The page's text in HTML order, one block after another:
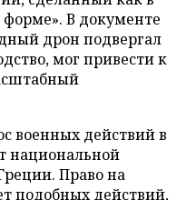
В документе
дрон подвергал
мог привести к
военных действий в
национальной
Право на
подобных действий,